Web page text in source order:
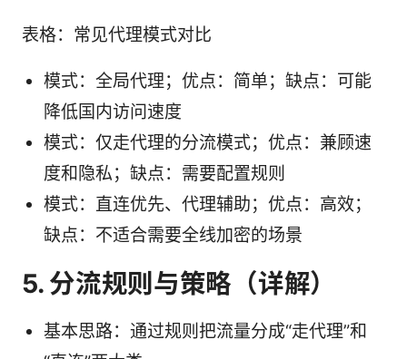
表格：常见代理模式对比
模式：全局代理；优点：简单；缺点：可能
降低国内访问速度
模式：仅走代理的分流模式；优点：兼顾速
度和隐私；缺点：需要配置规则
模式：直连优先、代理辅助；优点：高效；
缺点：不适合需要全线加密的场景
5. 分流规则与策略（详解）
基本思路：通过规则把流量分成“走代理”和